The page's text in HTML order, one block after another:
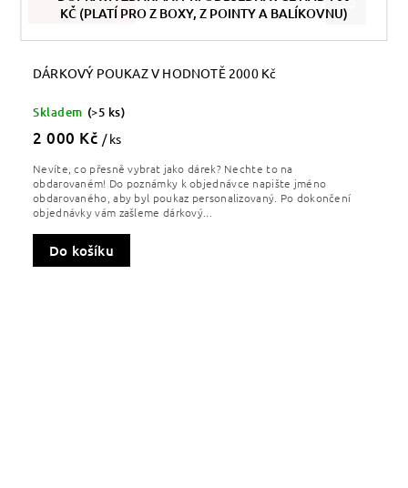
KČ (PLATÍ PRO Z BOXY, Z POINTY A BALÍKOVNU)
DÁRKOVÝ POUKAZ V HODNOTĚ 2000 Kč
Skladem (>5 ks)
2 000 Kč / ks
Do košíku
Nevíte, co přesně vybrat jako dárek? Nechte to na
obdarovaném! Do poznámky k objednávce napište jméno
obdarovaného, aby byl poukaz personalizovaný. Po dokončení
objednávky vám zašleme dárkový...